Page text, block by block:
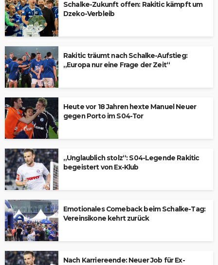
Schalke-Zukunft offen: Rakitic kämpft um
Dzeko-Verbleib
Rakitic träumt nach Schalke-Aufstieg:
„Europa nur eine Frage der Zeit“
Heute vor 18 Jahren hexte Manuel Neuer
gegen Porto im S04-Tor
„Unglaublich stolz“: S04-Legende Rakitic
begeistert von Ex-Klub
Emotionales Comeback beim Schalke-Tag:
Vereinsikone kehrt zurück
Nach Karriereende: Neuer Job für Ex-